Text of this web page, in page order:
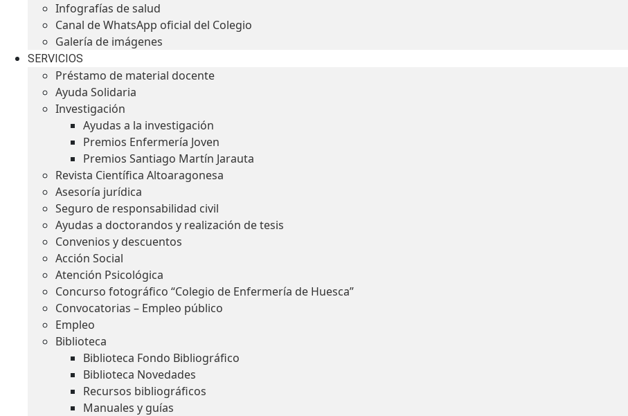
Infografías de salud
Canal de WhatsApp oficial del Colegio
Galería de imágenes
SERVICIOS
Préstamo de material docente
Ayuda Solidaria
Investigación
Ayudas a la investigación
Premios Enfermería Joven
Premios Santiago Martín Jarauta
Revista Científica Altoaragonesa
Asesoría jurídica
Seguro de responsabilidad civil
Ayudas a doctorandos y realización de tesis
Convenios y descuentos
Acción Social
Atención Psicológica
Concurso fotográfico “Colegio de Enfermería de Huesca”
Convocatorias – Empleo público
Empleo
Biblioteca
Biblioteca Fondo Bibliográfico
Biblioteca Novedades
Recursos bibliográficos
Manuales y guías